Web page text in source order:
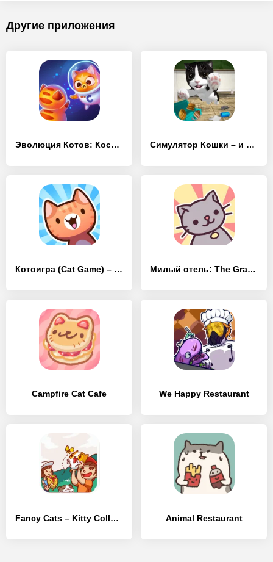
Другие приложения
Эволюция Котов: Космос – Котики в новой галактике Симулятор Кошки – и друзья Cat Simulator
Котоигра (Cat Game) – The Cats Collector! Милый отель: The Grand Meow
Campfire Cat Cafe We Happy Restaurant
Fancy Cats – Kitty Collector Animal Restaurant